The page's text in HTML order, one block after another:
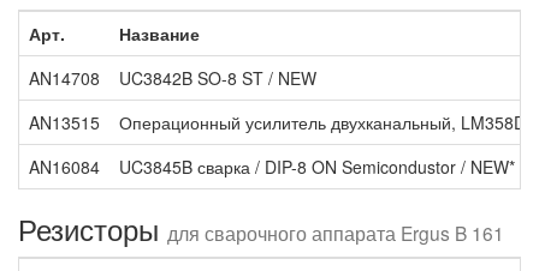
Арт.
Название
AN14708
UC3842B SO-8 ST / NEW
AN13515
Операционный усилитель двухканальный,
AN16084
UC3845B сварка / DIP-8 ON Semicondustor / NEW*
Резисторы для сварочного аппарата Ergus B 161